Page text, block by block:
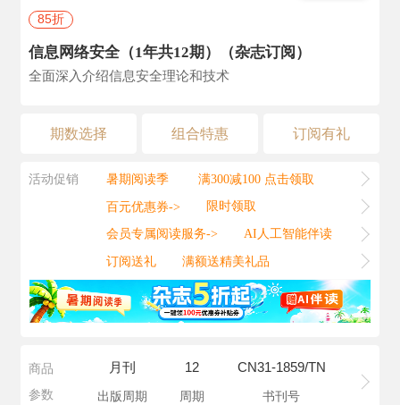
85折
信息网络安全（1年共12期）（杂志订阅）
全面深入介绍信息安全理论和技术
期数选择 组合特惠 订阅有礼
活动促销 暑期阅读季
满300减100 点击领取
百元优惠券->
限时领取
会员专属阅读服务->
AI人工智能伴读
订阅送礼
满额送精美礼品
商品
参数
月刊
出版周期
12
周期
CN31-1859/TN
书刊号